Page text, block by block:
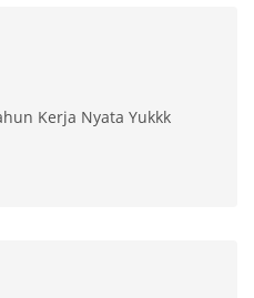
Kerja Nyata Yukkk